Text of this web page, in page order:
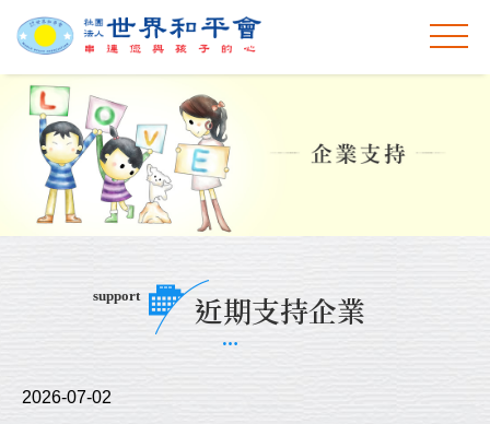
support
近期支持企業
2026-07-02